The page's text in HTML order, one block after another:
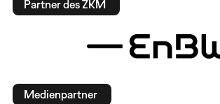
Partner des ZKM
Medienpartner